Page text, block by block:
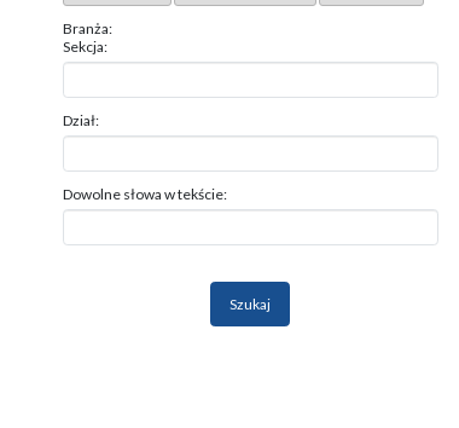
Branża:
Sekcja:
Dział:
Dowolne słowa w tekście: